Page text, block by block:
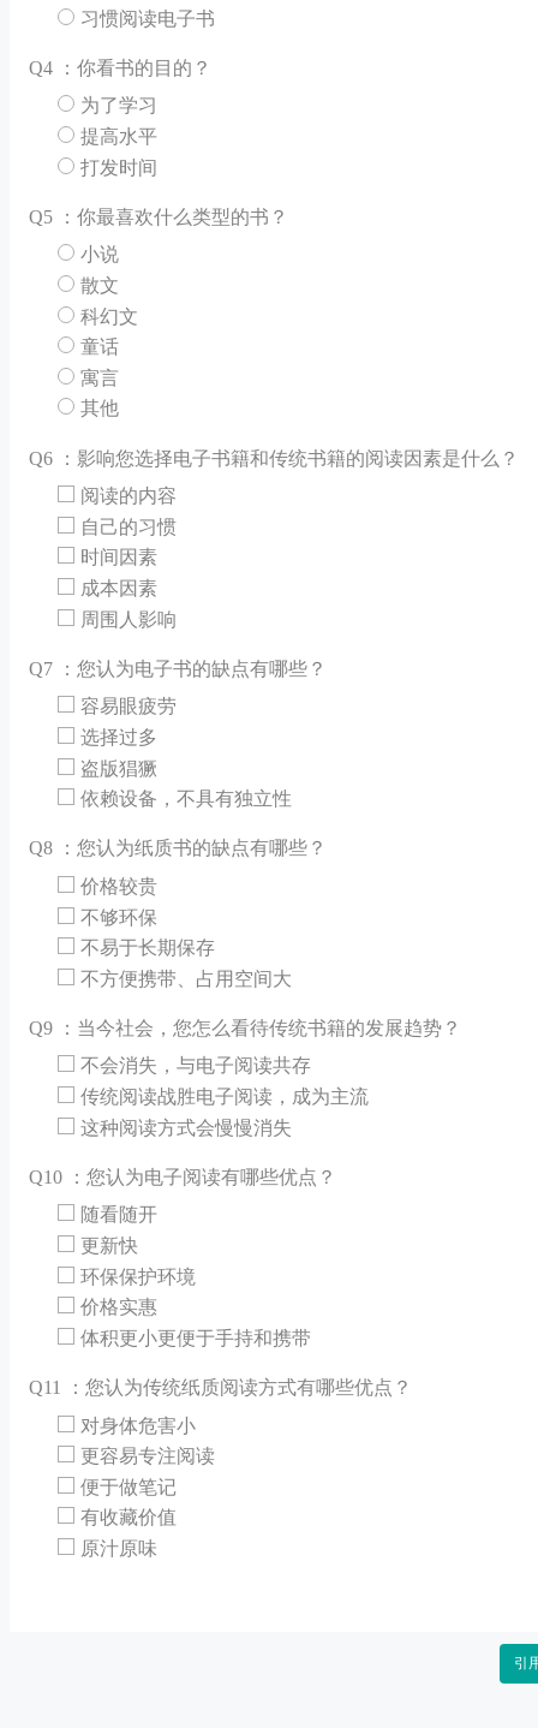
习惯阅读电子书
Q4 ：你看书的目的？
为了学习
提高水平
打发时间
Q5 ：你最喜欢什么类型的书？
小说
散文
科幻文
童话
寓言
其他
Q6 ：影响您选择电子书籍和传统书籍的阅读因素是什么？
阅读的内容
自己的习惯
时间因素
成本因素
周围人影响
Q7 ：您认为电子书的缺点有哪些？
容易眼疲劳
选择过多
盗版猖獗
依赖设备，不具有独立性
Q8 ：您认为纸质书的缺点有哪些？
价格较贵
不够环保
不易于长期保存
不方便携带、占用空间大
Q9 ：当今社会，您怎么看待传统书籍的发展趋势？
不会消失，与电子阅读共存
传统阅读战胜电子阅读，成为主流
这种阅读方式会慢慢消失
Q10 ：您认为电子阅读有哪些优点？
随看随开
更新快
环保保护环境
价格实惠
体积更小更便于手持和携带
Q11 ：您认为传统纸质阅读方式有哪些优点？
对身体危害小
更容易专注阅读
便于做笔记
有收藏价值
原汁原味
引